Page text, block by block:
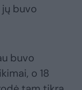
buvo
buvo
o 18